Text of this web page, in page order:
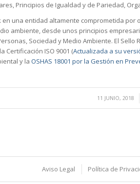
Principios de Igualdad y de Pariedad,
en una entidad altamente comprometida
ambiente, desde unos principios
Sociedad y Medio Ambiente. El
Certificación ISO 9001 (Actualizada a su
y la OSHAS 18001 por la Gestión en
11 JUNIO, 2018
/
Aviso Legal Política de